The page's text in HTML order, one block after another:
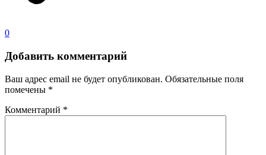
0
Добавить комментарий
Ваш адрес email не будет опубликован. Обязательные поля
помечены *
Комментарий *